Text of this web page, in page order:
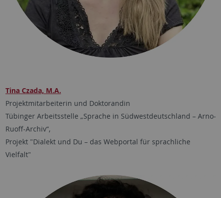
Tina Czada, M.A.
Projektmitarbeiterin und Doktorandin
Tübinger Arbeitsstelle „Sprache in Südwestdeutschland – Arno-
Ruoff-Archiv“,
Projekt "Dialekt und Du – das Webportal für sprachliche
Vielfalt"